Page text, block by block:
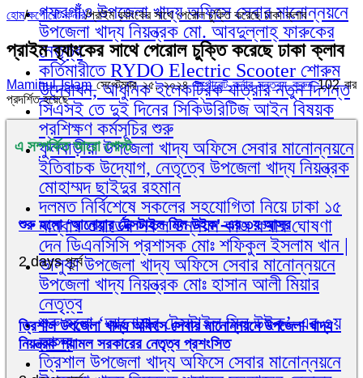
গফরগাঁও উপজেলা খাদ্য অফিসে সেবার মানোন্নয়নে
উপজেলা খাদ্য নিয়ন্ত্রক মো. আবদুল্লাহ্ ফারুকের
নেতৃত্ব
কর্তিমারীতে RYDO Electric Scooter শোরুম
উদ্বোধন, আধুনিক ইলেকট্রিক যাত্রার নতুন দিগন্ত
সিএসই তে দুই দিনের সিকিউরিটিজ আইন বিষয়ক
প্রশিক্ষণ কর্মসূচির শুরু
ফুলবাড়ীয়া উপজেলা খাদ্য অফিসে সেবার মানোন্নয়নে
ইতিবাচক উদ্যোগ, নেতৃত্বে উপজেলা খাদ্য নিয়ন্ত্রক
মোহাম্মদ ছাইদুর রহমান
দলমত নির্বিশেষে সকলের সহযোগিতা নিয়ে ঢাকা ১৫
নাম্বার ওয়ার্ডের সকল উন্নয়ন কাজ করার ঘোষণা
দেন ডিএনসিসি প্রশাসক মোঃ শফিকুল ইসলাম খান |
ভালুকা উপজেলা খাদ্য অফিসে সেবার মানোন্নয়নে
উপজেলা খাদ্য নিয়ন্ত্রক মোঃ হাসান আলী মিয়ার
নেতৃত্ব
শুরু হলো ‘আনোয়ার টেক্সটাইল মিল উইক’-এর ৩য়
আসর
ত্রিশাল উপজেলা খাদ্য অফিসে সেবার মানোন্নয়নে
হোম/কর্পোরেট কর্নার/প্রাইম ব‌্যাংকের সাথে পেরোল চুক্তি করেছে ঢাকা ক্লাব
প্রাইম ব‌্যাংকের সাথে পেরোল চুক্তি করেছে ঢাকা ক্লাব
Maminul Islamসেপ্টেম্বর ২৫, ২০২৪ কর্পোরেট কর্নার মন্তব্য করুন 102 বার
প্রদর্শিত হয়েছে
এ সম্পর্কিত আরো পোস্ট
শুরু হলো ‘আনোয়ার টেক্সটাইল মিল উইক’-এর ৩য় আসর
2 days পূর্বে
ত্রিশাল উপজেলা খাদ্য অফিসে সেবার মানোন্নয়নে উপজেলা খাদ্য
নিয়ন্ত্রক শ্যামল সরকারের নেতৃত্ব প্রশংসিত